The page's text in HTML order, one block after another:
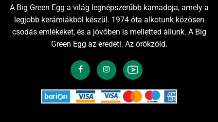
A Big Green Egg a világ legnépszerűbb kamadoja, amely a
legjobb kerámiákból készül. 1974 óta alkotunk közösen
csodás emlékeket, és a jövőben is melletted állunk. A Big
Green Egg az eredeti. Az örökzöld.